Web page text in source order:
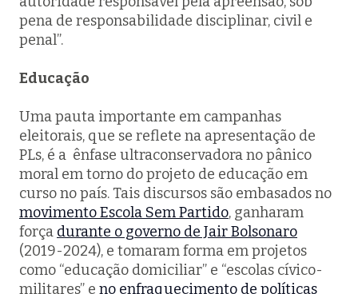
pena de responsabilidade disciplinar, civil e
penal”.
Educação
Uma pauta importante em campanhas
eleitorais, que se reflete na apresentação de
PLs, é a ênfase ultraconservadora no pânico
moral em torno do projeto de educação em
curso no país. Tais discursos são embasados no
movimento Escola Sem Partido, ganharam
força durante o governo de Jair Bolsonaro
(2019-2024), e tomaram forma em projetos
como “educação domiciliar” e “escolas cívico-
militares” e no enfraquecimento de políticas